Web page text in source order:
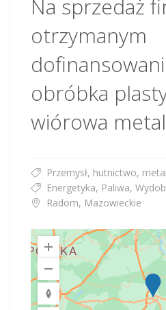
Na sprzedaż
otrzymanym
obróbka
wiórowa
Przemysł, hutnictwo,
Energetyka, Paliwa,
Radom, Mazowieckie